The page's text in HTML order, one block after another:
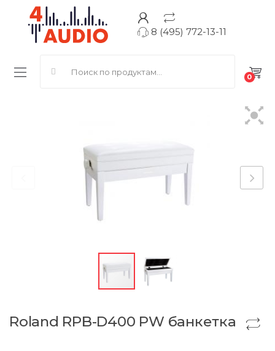
8 (495) 772-13-11
0
Roland RPB-D400 PW банкетка